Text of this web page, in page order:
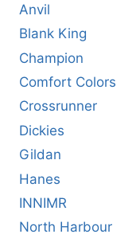
Anvil
Blank King
Champion
Comfort Colors
Crossrunner
Dickies
Gildan
Hanes
INNIMR
North Harbour